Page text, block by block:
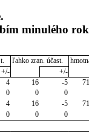
minulého
ľahko zran. účast.
+/- +/-
4 16 -5
0 0 0
4 16 -5
0 0 0